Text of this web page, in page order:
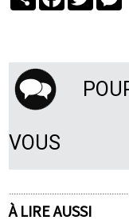
VOUS
À LIRE AUSSI